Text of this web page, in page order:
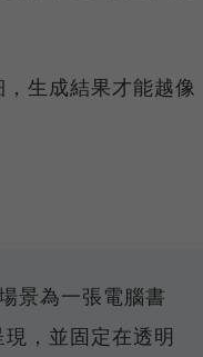
生成結果才能越像
景為一張電腦書
，並固定在透明